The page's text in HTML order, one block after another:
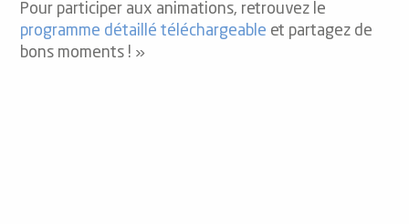
Pour participer aux animations, retrouvez le
programme détaillé téléchargeable et partagez de
bons moments ! »